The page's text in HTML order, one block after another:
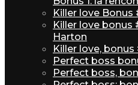
Killer love
Killer love bonus
Harton
Killer love, bonus
Perfect boss
Perfect boss,